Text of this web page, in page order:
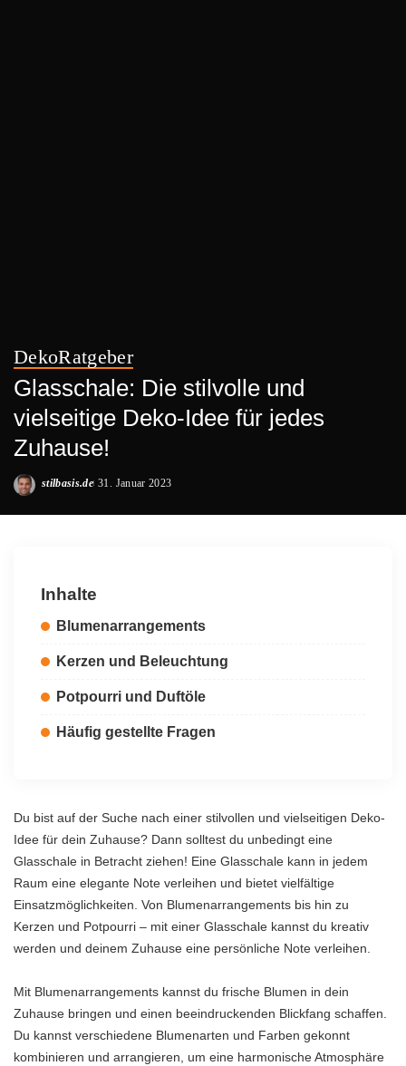
DekoRatgeber
Glasschale: Die stilvolle und
vielseitige Deko-Idee für jedes
Zuhause!
Posted
stilbasis.de 31. Januar 2023
Inhalte
Blumenarrangements
Kerzen und Beleuchtung
Potpourri und Duftöle
Häufig gestellte Fragen
Du bist auf der Suche nach einer stilvollen und vielseitigen Deko-
Idee für dein Zuhause? Dann solltest du unbedingt eine
Glasschale in Betracht ziehen! Eine Glasschale kann in jedem
Raum eine elegante Note verleihen und bietet vielfältige
Einsatzmöglichkeiten. Von Blumenarrangements bis hin zu
Kerzen und Potpourri – mit einer Glasschale kannst du kreativ
werden und deinem Zuhause eine persönliche Note verleihen.
Mit Blumenarrangements kannst du frische Blumen in dein
Zuhause bringen und einen beeindruckenden Blickfang schaffen.
Du kannst verschiedene Blumenarten und Farben gekonnt
kombinieren und arrangieren, um eine harmonische Atmosphäre